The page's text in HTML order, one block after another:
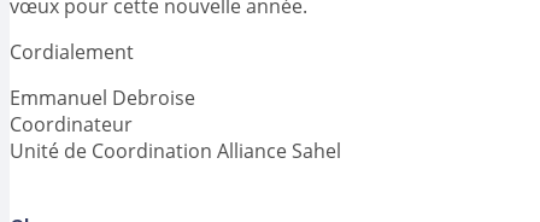
vœux pour cette nouvelle année.
Cordialement
Emmanuel Debroise
Coordinateur
Unité de Coordination Alliance Sahel